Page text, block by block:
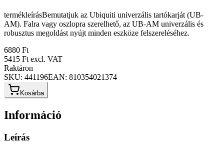
termékleírásBemutatjuk az Ubiquiti univerzális tartókarját (UB-
AM). Falra vagy oszlopra szerelhető, az UB-AM univerzális és
robusztus megoldást nyújt minden eszköze felszereléséhez.
6880 Ft
5415 Ft excl. VAT
Raktáron
SKU: 441196EAN: 810354021374
Kosárba
Információ
Leírás